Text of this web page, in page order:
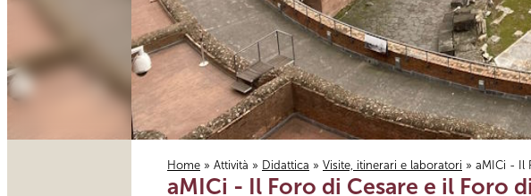
Tu sei qui
Home » Attività » Didattica » Visite, itinerari e laboratori » aMICi - Il
aMICi - Il Foro di Cesare e il Foro